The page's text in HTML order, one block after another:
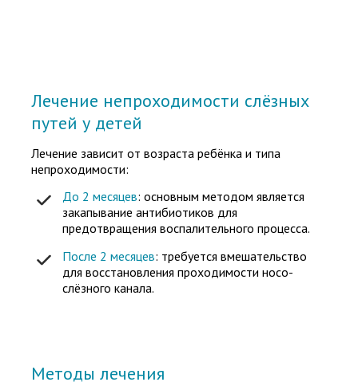
Лечение непроходимости слёзных
путей у детей
Методы лечения
Лечение зависит от возраста ребёнка и типа
непроходимости:
До 2 месяцев: основным методом является
закапывание антибиотиков для
предотвращения воспалительного процесса.
После 2 месяцев: требуется вмешательство
для восстановления проходимости носо-
слёзного канала.